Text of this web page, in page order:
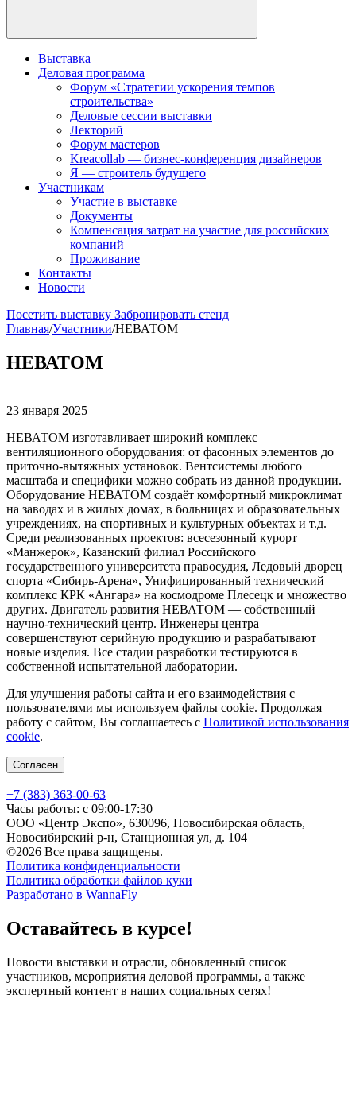
Выставка
Деловая программа
Форум «Стратегии ускорения темпов
строительства»
Деловые сессии выставки
Лекторий
Форум мастеров
Kreacollab — бизнес-конференция дизайнеров
Я — строитель будущего
Участникам
Участие в выставке
Документы
Компенсация затрат на участие для российских
компаний
Проживание
Контакты
Новости
Посетить выставку Забронировать стенд
Главная/Участники/НЕВАТОМ
НЕВАТОМ
23 января 2025
НЕВАТОМ изготавливает широкий комплекс
вентиляционного оборудования: от фасонных элементов до
приточно-вытяжных установок. Вентсистемы любого
масштаба и специфики можно собрать из данной продукции.
Оборудование НЕВАТОМ создаёт комфортный микроклимат
на заводах и в жилых домах, в больницах и образовательных
учреждениях, на спортивных и культурных объектах и т.д.
Среди реализованных проектов: всесезонный курорт
«Манжерок», Казанский филиал Российского
государственного университета правосудия, Ледовый дворец
спорта «Сибирь-Арена», Унифицированный технический
комплекс КРК «Ангара» на космодроме Плесецк и множество
других. Двигатель развития НЕВАТОМ — собственный
научно-технический центр. Инженеры центра
совершенствуют серийную продукцию и разрабатывают
новые изделия. Все стадии разработки тестируются в
собственной испытательной лаборатории.
Для улучшения работы сайта и его взаимодействия с
пользователями мы используем файлы cookie. Продолжая
работу с сайтом, Вы соглашаетесь с Политикой использования
cookie.
Согласен
+7 (383) 363-00-63
Часы работы: с 09:00-17:30
ООО «Центр Экспо», 630096, Новосибирская область,
Новосибирский р-н, Станционная ул, д. 104
©2026 Все права защищены.
Политика конфиденциальности
Политика обработки файлов куки
Разработано в WannaFly
Оставайтесь в курсе!
Новости выставки и отрасли, обновленный список
участников, мероприятия деловой программы, а также
экспертный контент в наших социальных сетях!